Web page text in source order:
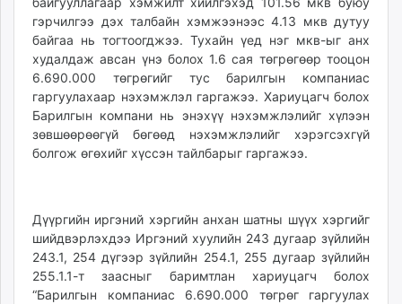
гэрчилгээ дэх талбайн хэмжээнээс 4.13 мкв дутуу
байгаа нь тогтоогджээ. Тухайн үед нэг мкв-ыг анх
худалдаж авсан үнэ болох 1.6 сая төгрөгөөр тооцон
6.690.000 төгрөгийг тус барилгын компаниас
гаргуулахаар нэхэмжлэл гаргажээ. Хариуцагч болох
Барилгын компани нь энэхүү нэхэмжлэлийг хүлээн
зөвшөөрөөгүй бөгөөд нэхэмжлэлийг хэрэгсэхгүй
болгож өгөхийг хүссэн тайлбарыг гаргажээ.
Дүүргийн иргэний хэргийн анхан шатны шүүх хэргийг
шийдвэрлэхдээ Иргэний хуулийн 243 дугаар зүйлийн
243.1, 254 дүгээр зүйлийн 254.1, 255 дугаар зүйлийн
255.1.1-т заасныг баримтлан хариуцагч болох
“Барилгын компаниас 6.690.000 төгрөг гаргуулах